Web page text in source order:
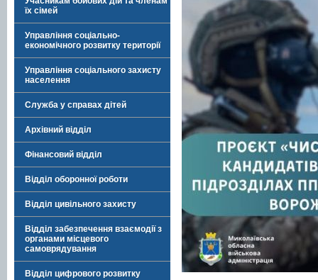
їх сімей
Управління соціально-
економічного розвитку території
Управління соціального захисту
населення
Служба у справах дітей
Архівний відділ
Фінансовий відділ
Відділ оборонної роботи
Відділ цивільного захисту
Відділ забезпечення взаємодії з
органами місцевого
самоврядування
Відділ цифрового розвитку